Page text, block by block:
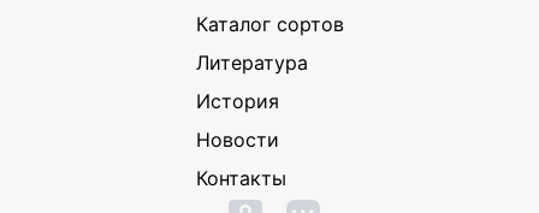
Каталог сортов
Литература
История
Новости
Контакты